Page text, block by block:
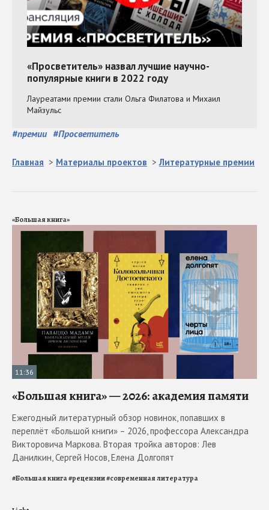
#премии #Просветитель
Главная > Материалы проектов >Литературные премии
«Большая книга»
11:36
«Большая книга» — 2026: академия памяти
Ежегодный литературный обзор новинок, попавших в
переплёт «Большой книги» – 2026, профессора Александра
Викторовича Маркова. Вторая тройка авторов: Лев
Данилкин, Сергей Носов, Елена Долгопят
#Большая книга#рецензии#современная литература